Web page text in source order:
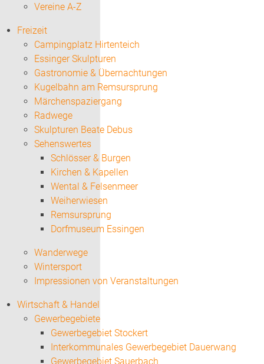
Vereine A-Z
Freizeit
Campingplatz Hirtenteich
Essinger Skulpturen
Gastronomie & Übernachtungen
Kugelbahn am Remsursprung
Märchenspaziergang
Radwege
Skulpturen Beate Debus
Sehenswertes
Schlösser & Burgen
Kirchen & Kapellen
Wental & Felsenmeer
Weiherwiesen
Remsursprung
Dorfmuseum Essingen
Wanderwege
Wintersport
Impressionen von Veranstaltungen
Wirtschaft & Handel
Gewerbegebiete
Gewerbegebiet Stockert
Interkommunales Gewerbegebiet Dauerwang
Gewerbegebiet Sauerbach